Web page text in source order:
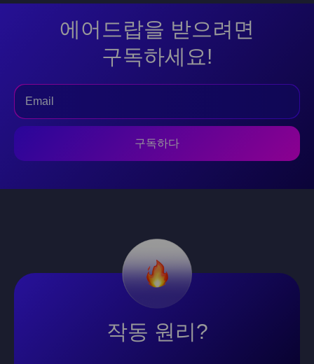
에어드랍을 받으려면
구독하세요!
구독하다
작동 원리?